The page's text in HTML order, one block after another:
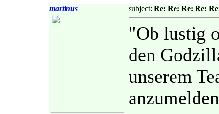
martinus subject: Re: Re: Re: Re:
"Ob lustig
den
unserem